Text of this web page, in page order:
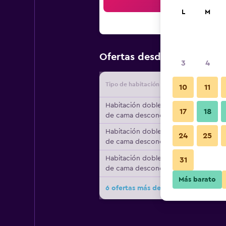
Ofertas desde Oferta
Tipo de habitación
Habitación doble, tipo
de cama desconocido
Habitación doble, tipo
de cama desconocido
Habitación doble, tipo
de cama desconocido
6 ofertas más de B&B Elena
L M
3 4
10 11
17 18
24 25
31
Más barato